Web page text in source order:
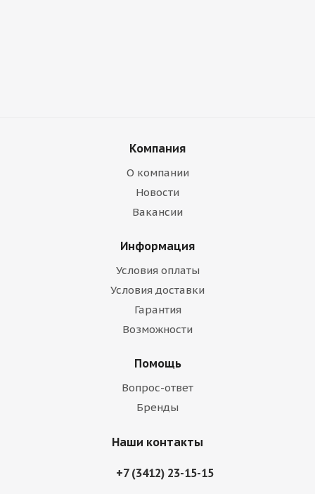
Компания
О компании
Новости
Вакансии
Информация
Условия оплаты
Условия доставки
Гарантия
Возможности
Помощь
Вопрос-ответ
Бренды
Наши контакты
+7 (3412) 23-15-15